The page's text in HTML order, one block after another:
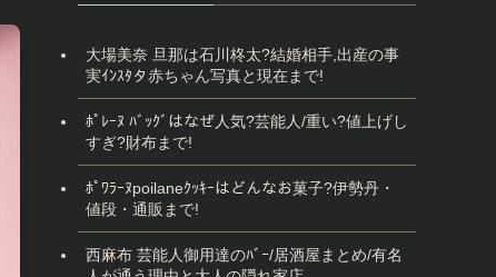
大場美奈 旦那は石川柊太?結婚相手,出産の事
実ｲﾝｽﾀタ赤ちゃん写真と現在まで!
ﾎﾟﾚｰﾇ ﾊﾞｯｸﾞはなぜ人気?芸能人/重い?値上げし
すぎ?財布まで!
ﾎﾟﾜﾗｰﾇpoilaneｸｯｷｰはどんなお菓子?伊勢丹・
値段・通販まで!
西麻布 芸能人御用達のﾊﾞｰ/居酒屋まとめ/有名